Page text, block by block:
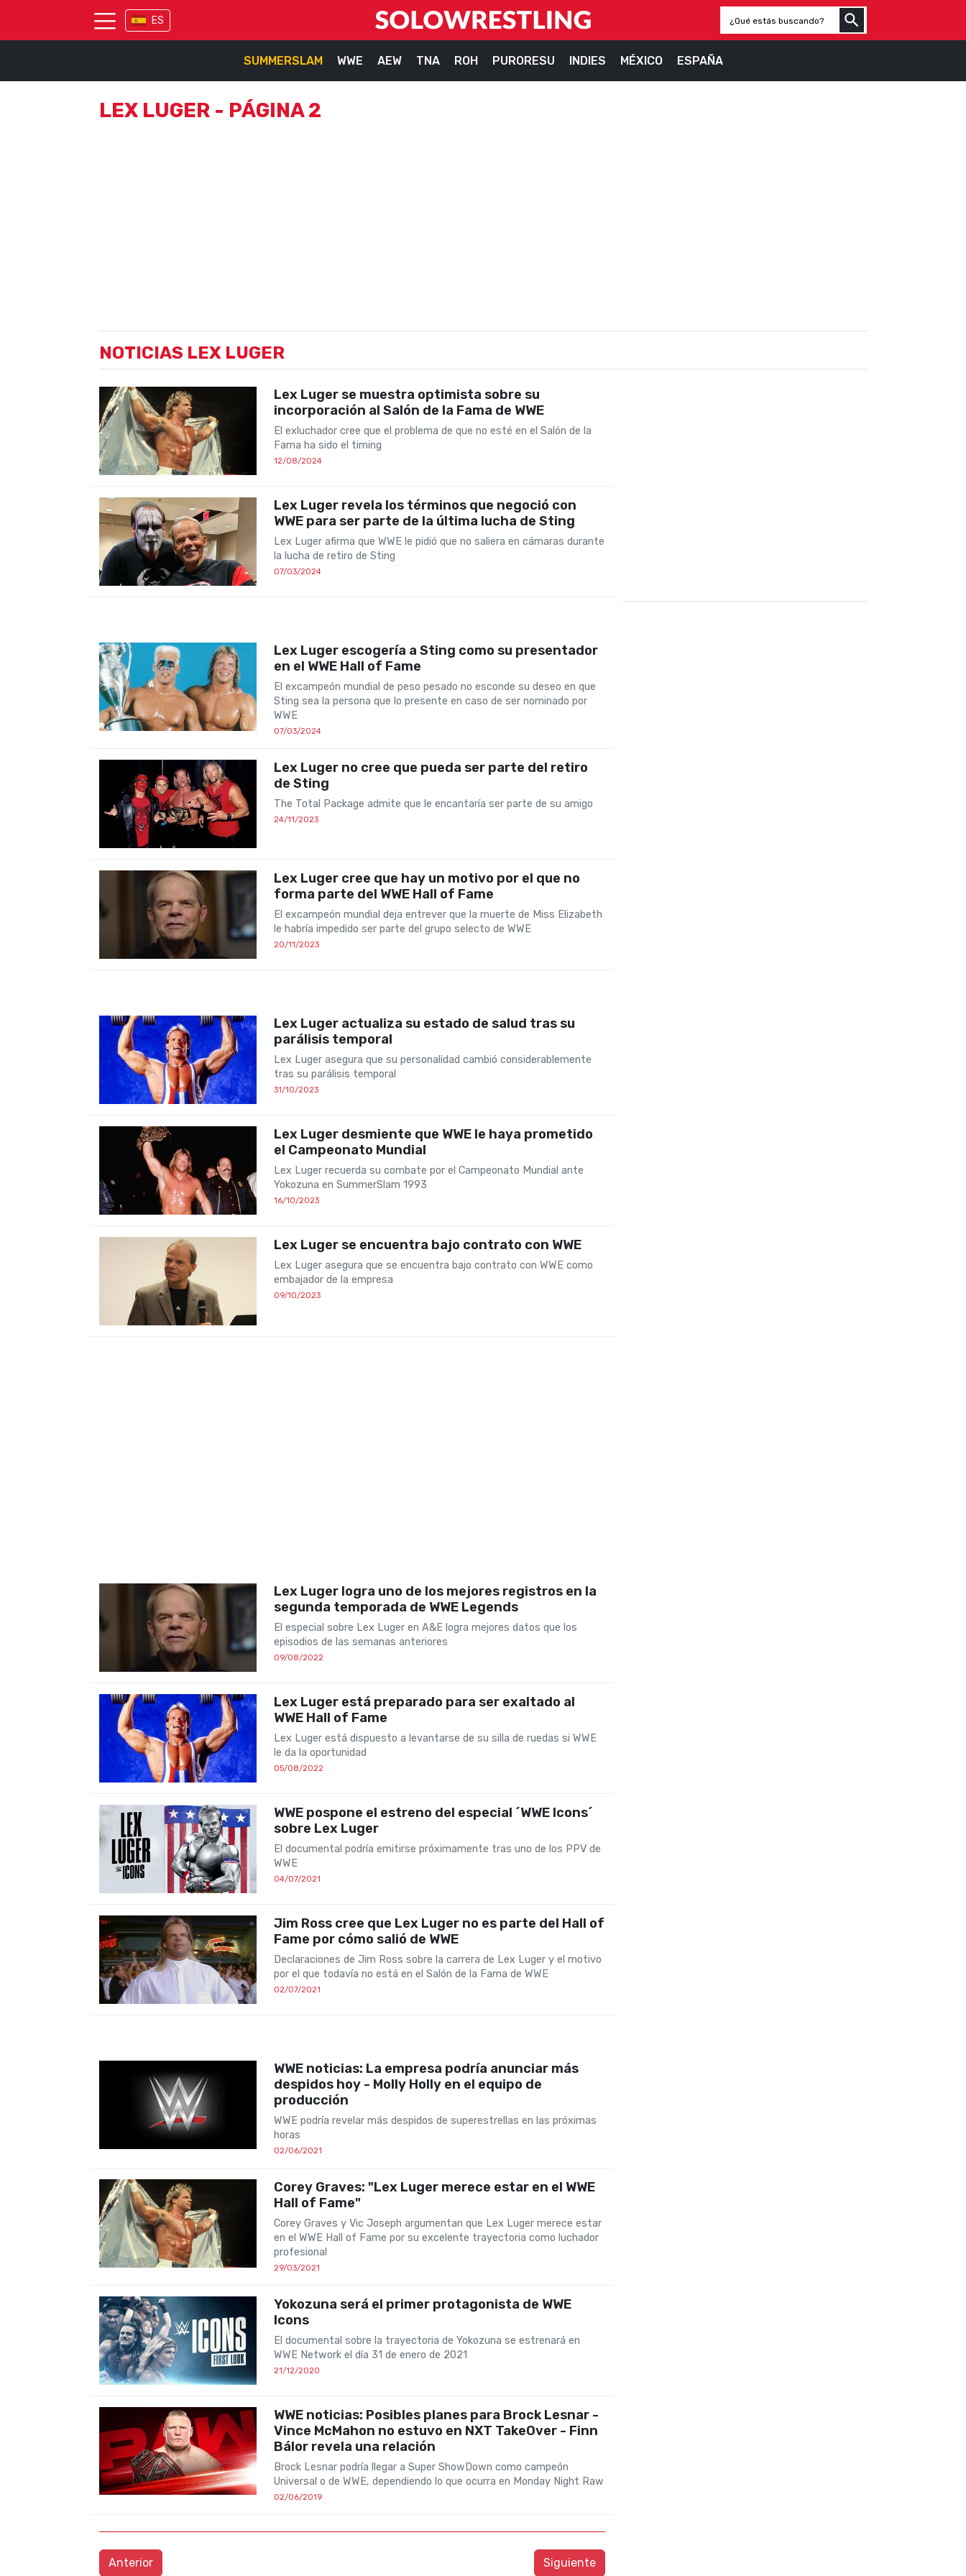
ES
SUMMERSLAM WWE AEW TNA ROH PURORESU INDIES MÉXICO ESPAÑA
LEX LUGER - PÁGINA 2
NOTICIAS LEX LUGER
Lex Luger se muestra optimista sobre su
incorporación al Salón de la Fama de WWE
El exluchador cree que el problema de que no esté en el Salón de la
Fama ha sido el timing
12/08/2024
Lex Luger revela los términos que negoció con
WWE para ser parte de la última lucha de Sting
Lex Luger afirma que WWE le pidió que no saliera en cámaras durante
la lucha de retiro de Sting
07/03/2024
Lex Luger escogería a Sting como su presentador
en el WWE Hall of Fame
El excampeón mundial de peso pesado no esconde su deseo en que
Sting sea la persona que lo presente en caso de ser nominado por
WWE
07/03/2024
Lex Luger no cree que pueda ser parte del retiro
de Sting
The Total Package admite que le encantaría ser parte de su amigo
24/11/2023
Lex Luger cree que hay un motivo por el que no
forma parte del WWE Hall of Fame
El excampeón mundial deja entrever que la muerte de Miss Elizabeth
le habría impedido ser parte del grupo selecto de WWE
20/11/2023
Lex Luger actualiza su estado de salud tras su
parálisis temporal
Lex Luger asegura que su personalidad cambió considerablemente
tras su parálisis temporal
31/10/2023
Lex Luger desmiente que WWE le haya prometido
el Campeonato Mundial
Lex Luger recuerda su combate por el Campeonato Mundial ante
Yokozuna en SummerSlam 1993
16/10/2023
Lex Luger se encuentra bajo contrato con WWE
Lex Luger asegura que se encuentra bajo contrato con WWE como
embajador de la empresa
09/10/2023
Lex Luger logra uno de los mejores registros en la
segunda temporada de WWE Legends
El especial sobre Lex Luger en A&E logra mejores datos que los
episodios de las semanas anteriores
09/08/2022
Lex Luger está preparado para ser exaltado al
WWE Hall of Fame
Lex Luger está dispuesto a levantarse de su silla de ruedas si WWE
le da la oportunidad
05/08/2022
WWE pospone el estreno del especial ´WWE Icons´
sobre Lex Luger
El documental podría emitirse próximamente tras uno de los PPV de
WWE
04/07/2021
Jim Ross cree que Lex Luger no es parte del Hall of
Fame por cómo salió de WWE
Declaraciones de Jim Ross sobre la carrera de Lex Luger y el motivo
por el que todavía no está en el Salón de la Fama de WWE
02/07/2021
WWE noticias: La empresa podría anunciar más
despidos hoy - Molly Holly en el equipo de
producción
WWE podría revelar más despidos de superestrellas en las próximas
horas
02/06/2021
Corey Graves: "Lex Luger merece estar en el WWE
Hall of Fame"
Corey Graves y Vic Joseph argumentan que Lex Luger merece estar
en el WWE Hall of Fame por su excelente trayectoria como luchador
profesional
29/03/2021
Yokozuna será el primer protagonista de WWE
Icons
El documental sobre la trayectoria de Yokozuna se estrenará en
WWE Network el día 31 de enero de 2021
21/12/2020
WWE noticias: Posibles planes para Brock Lesnar -
Vince McMahon no estuvo en NXT TakeOver - Finn
Bálor revela una relación
Brock Lesnar podría llegar a Super ShowDown como campeón
Universal o de WWE, dependiendo lo que ocurra en Monday Night Raw
02/06/2019
Anterior Siguiente